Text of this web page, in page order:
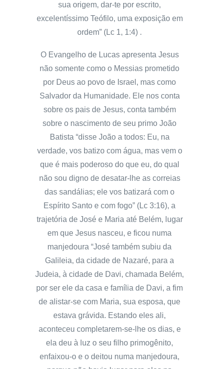
sua origem, dar-te por escrito,
excelentíssimo Teófilo, uma exposição em
ordem” (Lc 1, 1:4) .
O Evangelho de Lucas apresenta Jesus
não somente como o Messias prometido
por Deus ao povo de Israel, mas como
Salvador da Humanidade. Ele nos conta
sobre os pais de Jesus, conta também
sobre o nascimento de seu primo João
Batista “disse João a todos: Eu, na
verdade, vos batizo com água, mas vem o
que é mais poderoso do que eu, do qual
não sou digno de desatar-lhe as correias
das sandálias; ele vos batizará com o
Espírito Santo e com fogo” (Lc 3:16), a
trajetória de José e Maria até Belém, lugar
em que Jesus nasceu, e ficou numa
manjedoura “José também subiu da
Galileia, da cidade de Nazaré, para a
Judeia, à cidade de Davi, chamada Belém,
por ser ele da casa e família de Davi, a fim
de alistar-se com Maria, sua esposa, que
estava grávida. Estando eles ali,
aconteceu completarem-se-lhe os dias, e
ela deu à luz o seu filho primogênito,
enfaixou-o e o deitou numa manjedoura,